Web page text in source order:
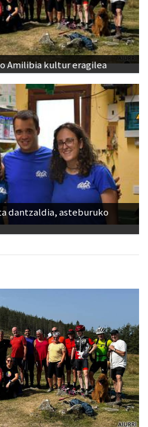
Amilibia kultur eragilea
dantzaldia, asteburuko